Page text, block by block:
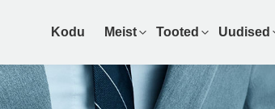
Kodu Meist Tooted Uudised